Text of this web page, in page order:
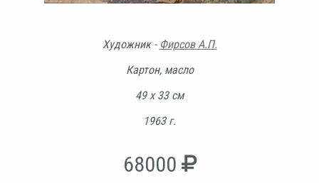
Художник - Фирсов А.П.
Картон, масло
49 х 33 см
1963 г.
68000